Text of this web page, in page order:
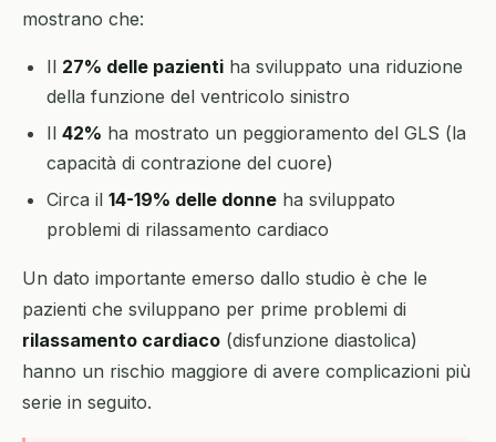
mostrano che:
Il 27% delle pazienti ha sviluppato una riduzione
della funzione del ventricolo sinistro
Il 42% ha mostrato un peggioramento del GLS (la
capacità di contrazione del cuore)
Circa il 14-19% delle donne ha sviluppato
problemi di rilassamento cardiaco
Un dato importante emerso dallo studio è che le
pazienti che sviluppano per prime problemi di
rilassamento cardiaco (disfunzione diastolica)
hanno un rischio maggiore di avere complicazioni più
serie in seguito.